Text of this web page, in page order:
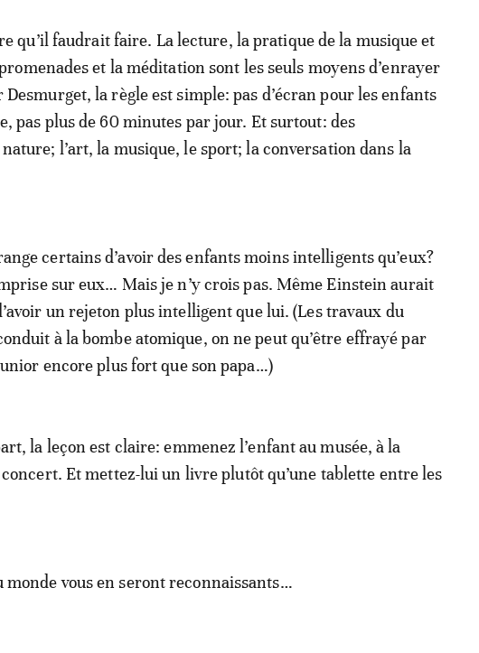
qu’il faudrait faire. La lecture, la pratique de la musique et
et la méditation sont les seuls moyens d’enrayer
la règle est simple: pas d’écran pour les enfants
pas plus de 60 minutes par jour. Et surtout: des
l’art, la musique, le sport; la conversation dans la
certains d’avoir des enfants moins intelligents qu’eux?
sur eux… Mais je n’y crois pas. Même Einstein aurait
un rejeton plus intelligent que lui. (Les travaux du
à la bombe atomique, on ne peut qu’être effrayé par
encore plus fort que son papa…)
la leçon est claire: emmenez l’enfant au musée, à la
concert. Et mettez-lui un livre plutôt qu’une tablette entre les
monde vous en seront reconnaissants…